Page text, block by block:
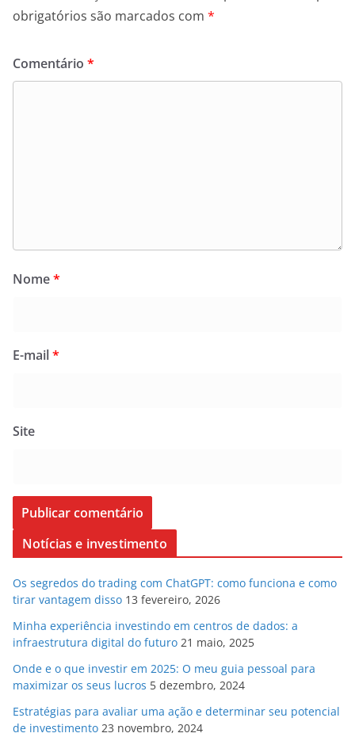
obrigatórios são marcados com *
Comentário *
Nome*
E-mail*
Site
Notícias e investimento
Os segredos do trading com ChatGPT: como funciona e como
tirar vantagem disso 13 fevereiro, 2026
Minha experiência investindo em centros de dados: a
infraestrutura digital do futuro 21 maio, 2025
Onde e o que investir em 2025: O meu guia pessoal para
maximizar os seus lucros 5 dezembro, 2024
Estratégias para avaliar uma ação e determinar seu potencial
de investimento 23 novembro, 2024